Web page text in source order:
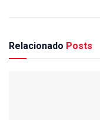
Relacionado Posts